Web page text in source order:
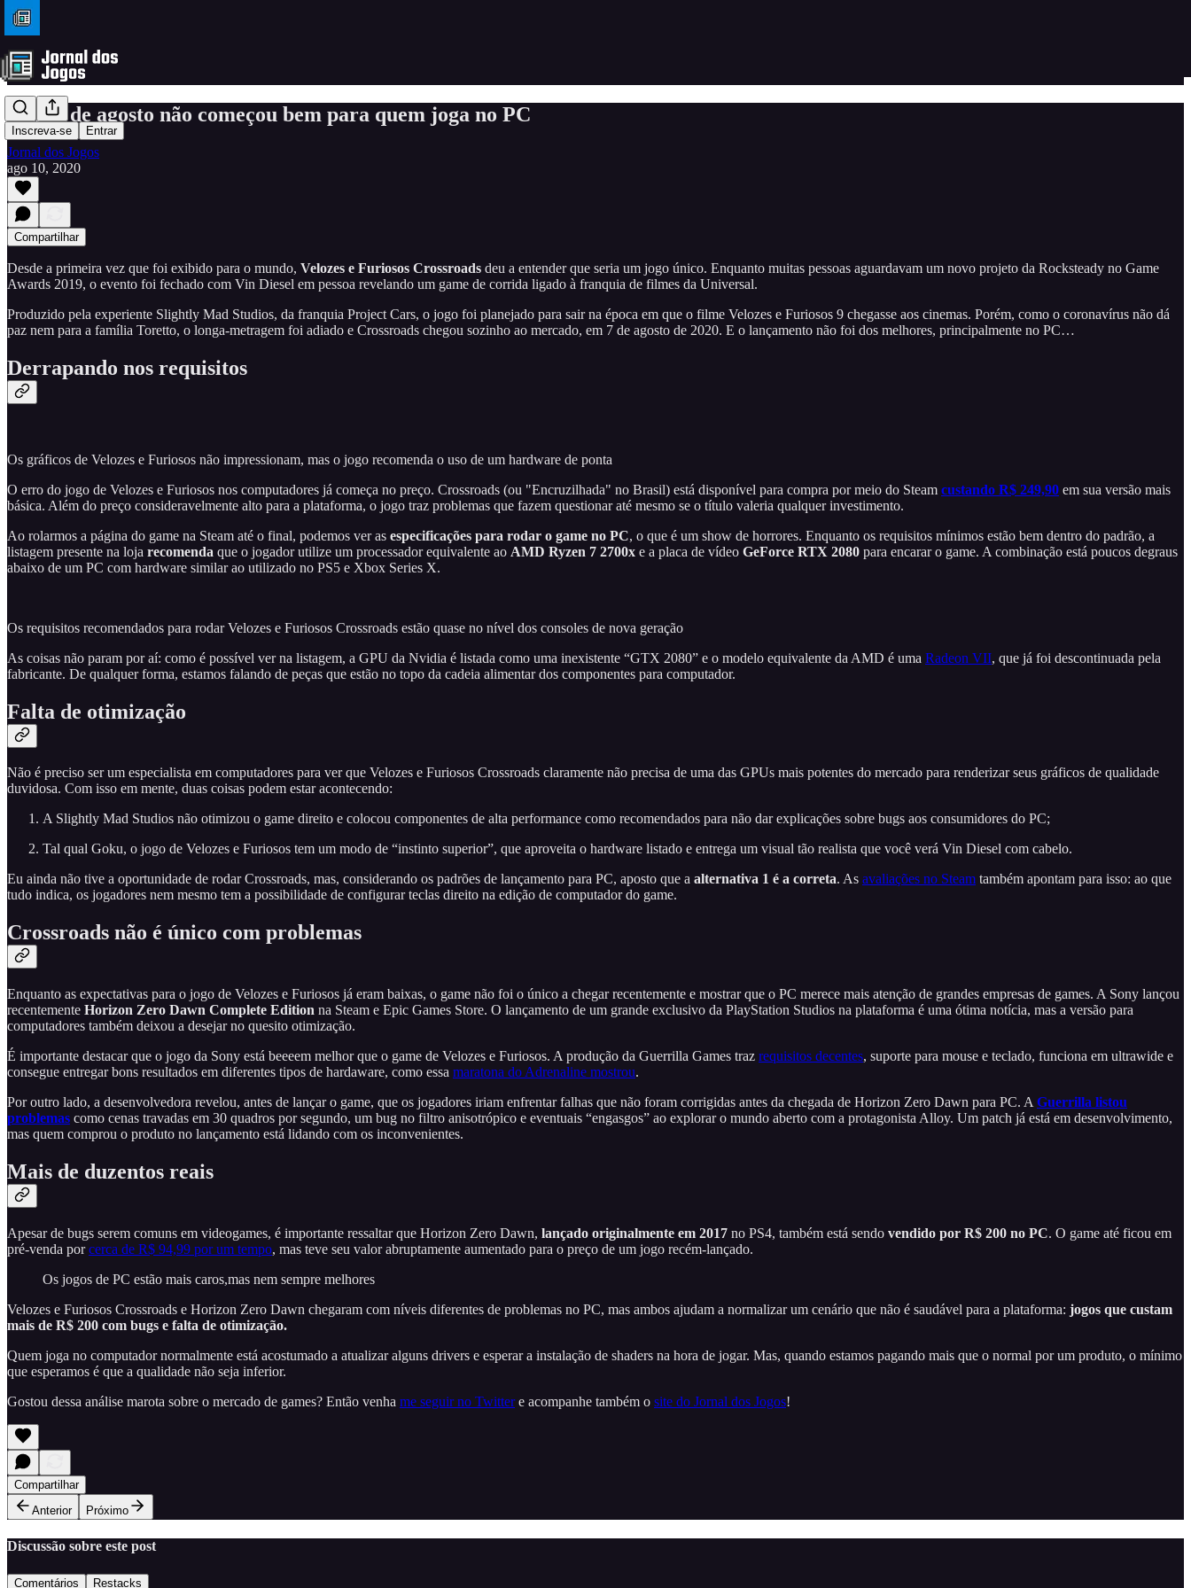
Inscreva-se Entrar
O mês de agosto não começou bem para quem joga no PC
Jornal dos Jogos
ago 10, 2020
Compartilhar
Desde a primeira vez que foi exibido para o mundo, Velozes e Furiosos Crossroads deu a entender que seria um jogo único. Enquanto muitas pessoas aguardavam um novo projeto da Rocksteady no Game
Awards 2019, o evento foi fechado com Vin Diesel em pessoa revelando um game de corrida ligado à franquia de filmes da Universal.
Produzido pela experiente Slightly Mad Studios, da franquia Project Cars, o jogo foi planejado para sair na época em que o filme Velozes e Furiosos 9 chegasse aos cinemas. Porém, como o coronavírus não dá
paz nem para a família Toretto, o longa-metragem foi adiado e Crossroads chegou sozinho ao mercado, em 7 de agosto de 2020. E o lançamento não foi dos melhores, principalmente no PC…
Derrapando nos requisitos
Os gráficos de Velozes e Furiosos não impressionam, mas o jogo recomenda o uso de um hardware de ponta
O erro do jogo de Velozes e Furiosos nos computadores já começa no preço. Crossroads (ou "Encruzilhada" no Brasil) está disponível para compra por meio do Steam custando R$ 249,90 em sua versão mais
básica. Além do preço consideravelmente alto para a plataforma, o jogo traz problemas que fazem questionar até mesmo se o título valeria qualquer investimento.
Ao rolarmos a página do game na Steam até o final, podemos ver as especificações para rodar o game no PC, o que é um show de horrores. Enquanto os requisitos mínimos estão bem dentro do padrão, a
listagem presente na loja recomenda que o jogador utilize um processador equivalente ao AMD Ryzen 7 2700x e a placa de vídeo GeForce RTX 2080 para encarar o game. A combinação está poucos degraus
abaixo de um PC com hardware similar ao utilizado no PS5 e Xbox Series X.
Os requisitos recomendados para rodar Velozes e Furiosos Crossroads estão quase no nível dos consoles de nova geração
As coisas não param por aí: como é possível ver na listagem, a GPU da Nvidia é listada como uma inexistente “GTX 2080” e o modelo equivalente da AMD é uma Radeon VII, que já foi descontinuada pela
fabricante. De qualquer forma, estamos falando de peças que estão no topo da cadeia alimentar dos componentes para computador.
Falta de otimização
Não é preciso ser um especialista em computadores para ver que Velozes e Furiosos Crossroads claramente não precisa de uma das GPUs mais potentes do mercado para renderizar seus gráficos de qualidade
duvidosa. Com isso em mente, duas coisas podem estar acontecendo:
A Slightly Mad Studios não otimizou o game direito e colocou componentes de alta performance como recomendados para não dar explicações sobre bugs aos consumidores do PC;
Tal qual Goku, o jogo de Velozes e Furiosos tem um modo de “instinto superior”, que aproveita o hardware listado e entrega um visual tão realista que você verá Vin Diesel com cabelo.
Eu ainda não tive a oportunidade de rodar Crossroads, mas, considerando os padrões de lançamento para PC, aposto que a alternativa 1 é a correta. As avaliações no Steam também apontam para isso: ao que
tudo indica, os jogadores nem mesmo tem a possibilidade de configurar teclas direito na edição de computador do game.
Crossroads não é único com problemas
Enquanto as expectativas para o jogo de Velozes e Furiosos já eram baixas, o game não foi o único a chegar recentemente e mostrar que o PC merece mais atenção de grandes empresas de games. A Sony lançou
recentemente Horizon Zero Dawn Complete Edition na Steam e Epic Games Store. O lançamento de um grande exclusivo da PlayStation Studios na plataforma é uma ótima notícia, mas a versão para
computadores também deixou a desejar no quesito otimização.
É importante destacar que o jogo da Sony está beeeem melhor que o game de Velozes e Furiosos. A produção da Guerrilla Games traz requisitos decentes, suporte para mouse e teclado, funciona em ultrawide e
consegue entregar bons resultados em diferentes tipos de hardaware, como essa maratona do Adrenaline mostrou.
Por outro lado, a desenvolvedora revelou, antes de lançar o game, que os jogadores iriam enfrentar falhas que não foram corrigidas antes da chegada de Horizon Zero Dawn para PC. A Guerrilla listou
problemas como cenas travadas em 30 quadros por segundo, um bug no filtro anisotrópico e eventuais “engasgos” ao explorar o mundo aberto com a protagonista Alloy. Um patch já está em desenvolvimento,
mas quem comprou o produto no lançamento está lidando com os inconvenientes.
Mais de duzentos reais
Apesar de bugs serem comuns em videogames, é importante ressaltar que Horizon Zero Dawn, lançado originalmente em 2017 no PS4, também está sendo vendido por R$ 200 no PC. O game até ficou em
pré-venda porcerca de R$ 94,99 por um tempo, mas teve seu valor abruptamente aumentado para o preço de um jogo recém-lançado.
Os jogos de PC estão mais caros,mas nem sempre melhores
Velozes e Furiosos Crossroads e Horizon Zero Dawn chegaram com níveis diferentes de problemas no PC, mas ambos ajudam a normalizar um cenário que não é saudável para a plataforma: jogos que custam
mais de R$ 200 com bugs e falta de otimização.
Quem joga no computador normalmente está acostumado a atualizar alguns drivers e esperar a instalação de shaders na hora de jogar. Mas, quando estamos pagando mais que o normal por um produto, o mínimo
que esperamos é que a qualidade não seja inferior.
Gostou dessa análise marota sobre o mercado de games? Então venha me seguir no Twittere acompanhe também o site do Jornal dos Jogos!
Compartilhar
Anterior
Próximo
Discussão sobre este post
Comentários Restacks